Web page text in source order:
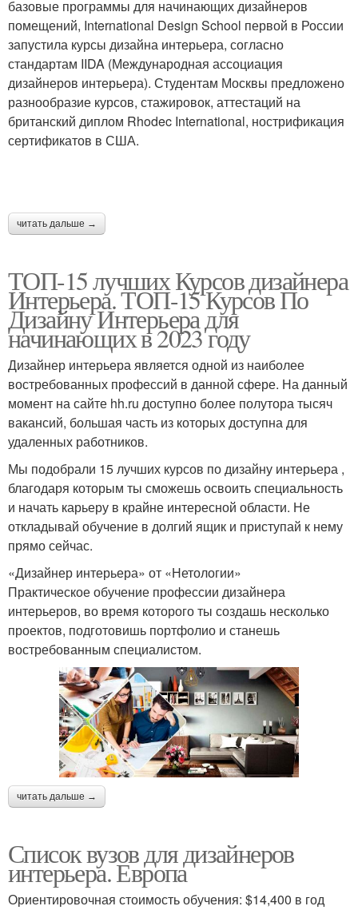
базовые программы для начинающих дизайнеров
помещений, International Design School первой в России
запустила курсы дизайна интерьера, согласно
стандартам IIDA (Международная ассоциация
дизайнеров интерьера). Студентам Москвы предложено
разнообразие курсов, стажировок, аттестаций на
британский диплом Rhodec International, нострификация
сертификатов в США.
читать дальше →
ТОП-15 лучших Курсов дизайнера
Интерьера. ТОП-15 Курсов По
Дизайну Интерьера для
начинающих в 2023 году
Дизайнер интерьера является одной из наиболее
востребованных профессий в данной сфере. На данный
момент на сайте hh.ru доступно более полутора тысяч
вакансий, большая часть из которых доступна для
удаленных работников.
Мы подобрали 15 лучших курсов по дизайну интерьера ,
благодаря которым ты сможешь освоить специальность
и начать карьеру в крайне интересной области. Не
откладывай обучение в долгий ящик и приступай к нему
прямо сейчас.
«Дизайнер интерьера» от «Нетологии»
Практическое обучение профессии дизайнера
интерьеров, во время которого ты создашь несколько
проектов, подготовишь портфолио и станешь
востребованным специалистом.
читать дальше →
Список вузов для дизайнеров
интерьера. Европа
Ориентировочная стоимость обучения: $14,400 в год